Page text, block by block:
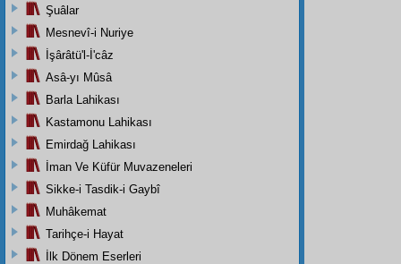
Şuâlar
Mesnevî-i Nuriye
İşârâtü'l-İ'câz
Asâ-yı Mûsâ
Barla Lahikası
Kastamonu Lahikası
Emirdağ Lahikası
İman Ve Küfür Muvazeneleri
Sikke-i Tasdik-i Gaybî
Muhâkemat
Tarihçe-i Hayat
İlk Dönem Eserleri